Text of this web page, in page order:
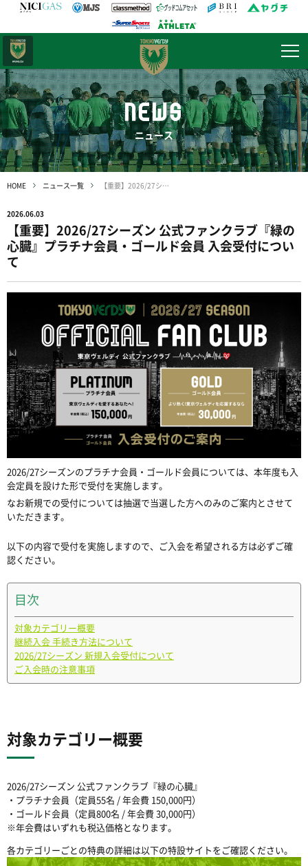
NEWS
ニュース
HOME ニュース一覧 【重要】2026/27シーズン 公式ファンクラブ『緑の心臓』プラチナ会員・ゴールド会員 入会受付について
2026.06.03
【重要】2026/27シーズン 公式ファンクラブ『緑の
心臓』プラチナ会員・ゴールド会員 入会受付につい
て
2026/27シーズンのプラチナ会員・ゴールド会員については、本年度も入
会定員を設けた形で受付を実施します。
なお新規での受付については抽選で当選した方へのみのご案内とさせて
いただきます。
以下の内容で受付を実施しますので、ご入会を希望される方は必ずご確
認ください。
目次
対象カテゴリー概要
継続入会 手続き方法について
2026/27シーズン 新規入会受付について
ご入会時の注意事項
対象カテゴリー概要
2026/27シーズン 公式ファンクラブ『緑の心臓』
・プラチナ会員（定員55名 / 年会費 150,000円）
・ゴールド会員（定員800名 / 年会費 30,000円）
※年会費はいずれも税込価格となります。
各カテゴリーごとの特典の詳細は以下の特設サイトをご確認ください。